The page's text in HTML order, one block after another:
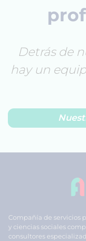
Detrás de
hay un
Compañía de servicios
y ciencias sociales
consultores